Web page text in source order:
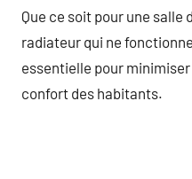
Que ce soit pour une salle
radiateur qui ne
essentielle pour
confort des habitants.